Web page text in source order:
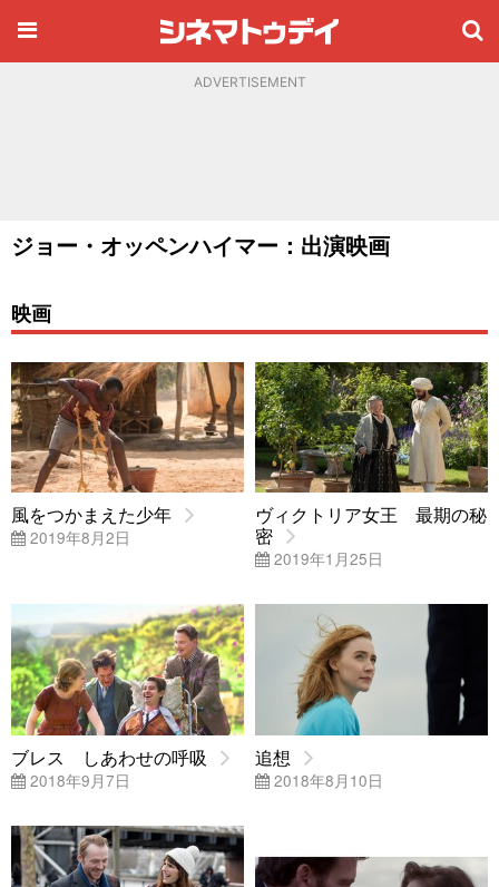
ADVERTISEMENT
ジョー・オッペンハイマー：出演映画
映画
風をつかまえた少年
2019年8月2日
ヴィクトリア女王 最期の秘
密
2019年1月25日
ブレス しあわせの呼吸
2018年9月7日
追想
2018年8月10日